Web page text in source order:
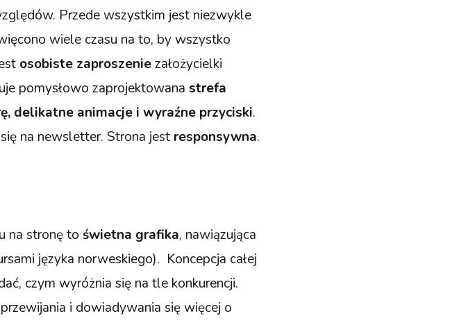
Przede wszystkim jest niezwykle
wiele czasu na to, by wszystko
osobiste zaproszeniezałożycielki
pomysłowo zaprojektowana strefa
delikatne animacje i wyraźne przyciski.
na newsletter. Strona jest responsywna.
na stronę to świetna grafika, nawiązująca
języka norweskiego). Koncepcja całej
czym wyróżnia się na tle konkurencji.
i dowiadywania się więcej o